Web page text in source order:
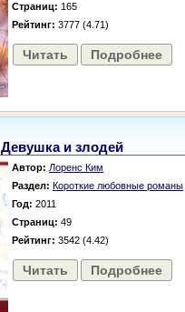
Страниц: 165
Рейтинг: 3777 (4.71)
Читать Подробнее
Девушка и злодей
Автор: Лоренс Ким
Раздел: Короткие любовные романы
Год: 2011
Страниц: 49
Рейтинг: 3542 (4.42)
Читать Подробнее